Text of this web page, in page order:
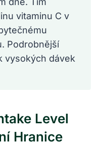
vitaminu C v
Podrobnější
vysokých dávek
Level
Hranice